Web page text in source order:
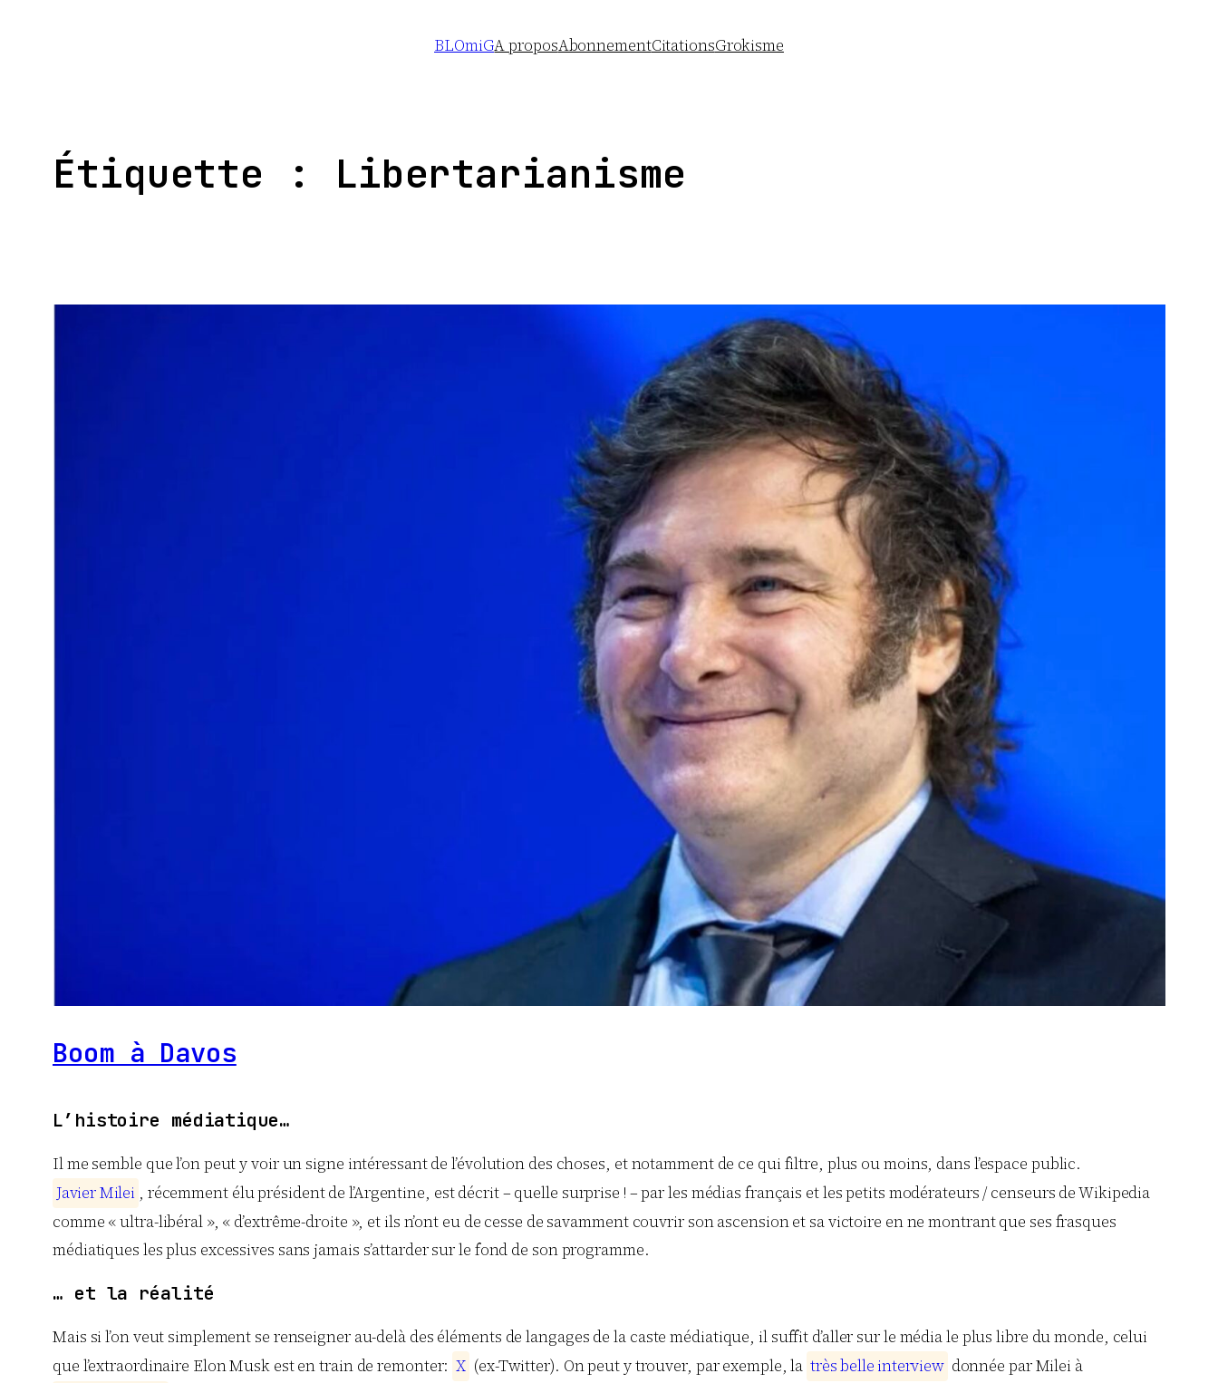
BLOmiGA proposAbonnementCitationsGrokisme
Étiquette : Libertarianisme
Boom à Davos
L’histoire médiatique…
Il me semble que l’on peut y voir un signe intéressant de l’évolution des choses, et notamment de ce qui filtre, plus ou moins, dans l’espace public.
JavierMilei , récemment élu président de l’Argentine, est décrit – quelle surprise ! – par les médias français et les petits modérateurs / censeurs de Wikipedia
comme « ultra-libéral », « d’extrême-droite », et ils n’ont eu de cesse de savamment couvrir son ascension et sa victoire en ne montrant que ses frasques
médiatiques les plus excessives sans jamais s’attarder sur le fond de son programme.
… et la réalité
Mais si l’on veut simplement se renseigner au-delà des éléments de langages de la caste médiatique, il suffit d’aller sur le média le plus libre du monde, celui
que l’extraordinaire Elon Musk est en train de remonter: X (ex-Twitter). On peut y trouver, par exemple, la trèsbelle interview donnée par Milei à